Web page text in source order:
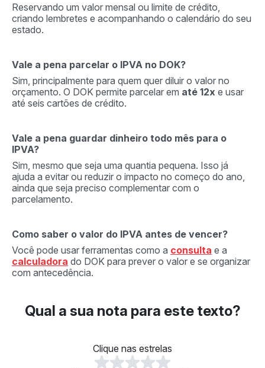
Reservando um valor mensal ou limite de crédito,
criando lembretes e acompanhando o calendário do seu
estado.
Vale a pena parcelar o IPVA no DOK?
Sim, principalmente para quem quer diluir o valor no
orçamento. O DOK permite parcelar em até 12x e usar
até seis cartões de crédito.
Vale a pena guardar dinheiro todo mês para o
IPVA?
Sim, mesmo que seja uma quantia pequena. Isso já
ajuda a evitar ou reduzir o impacto no começo do ano,
ainda que seja preciso complementar com o
parcelamento.
Como saber o valor do IPVA antes de vencer?
Você pode usar ferramentas como a consulta e a
calculadora do DOK para prever o valor e se organizar
com antecedência.
Qual a sua nota para este texto?
Clique nas estrelas